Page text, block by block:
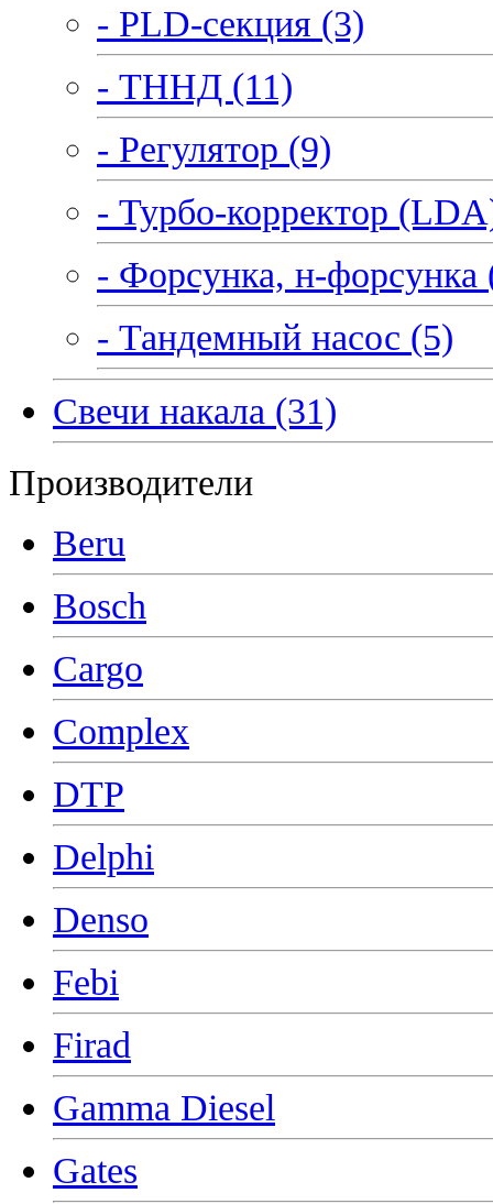
- PLD-секция (3)
- ТННД (11)
- Регулятор (9)
- Турбо-корректор
- Форсунка, н-форсунка
- Тандемный насос (5)
Свечи накала (31)
Производители
Beru
Bosch
Cargo
Complex
DTP
Delphi
Denso
Febi
Firad
Gamma Diesel
Gates